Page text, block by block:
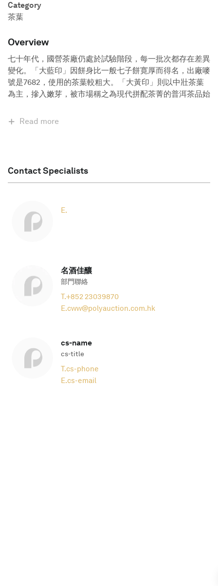
Category
茶葉
Overview
七十年代，國營茶廠仍處於試驗階段，每一批次都存在差異
變化。「大藍印」因餅身比一般七子餅寛厚而得名，出廠嘜
號是7682，使用的茶葉較粗大。「大黃印」則以中壯茶葉
為主，摻入嫩芽，被市場稱之為現代拼配茶菁的普洱茶品始
Read more
Contact Specialists
E.
名酒佳釀
部門聯絡
T.+852 23039870
E.cww@polyauction.com.hk
cs-name
cs-title
T.cs-phone
E.cs-email